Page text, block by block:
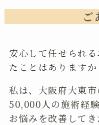
ご
安心して任せられ
たことはありますか
私は、大阪府大東
50,000人の施術経
お悩みを改善して